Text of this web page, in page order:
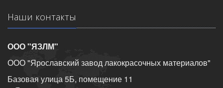
Наши контакты
ООО "ЯЗЛМ"
ООО "Ярославский завод лакокрасочных материалов"
Базовая улица 5Б, помещение 11